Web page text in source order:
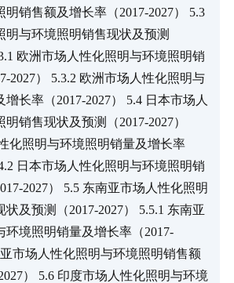
销售额及增长率（2017-2027） 5.3
明与环境照明销售现状及预测
欧洲市场人性化照明与环境照明销
2027） 5.3.2 欧洲市场人性化照明与
长率（2017-2027） 5.4 日本市场人
销售现状及预测（2017-2027）
化照明与环境照明销量及增长率
日本市场人性化照明与环境照明销
2027） 5.5 东南亚市场人性化照明
及预测（2017-2027） 5.5.1 东南亚
环境照明销量及增长率（2017-
亚市场人性化照明与环境照明销售额
） 5.6 印度市场人性化照明与环境